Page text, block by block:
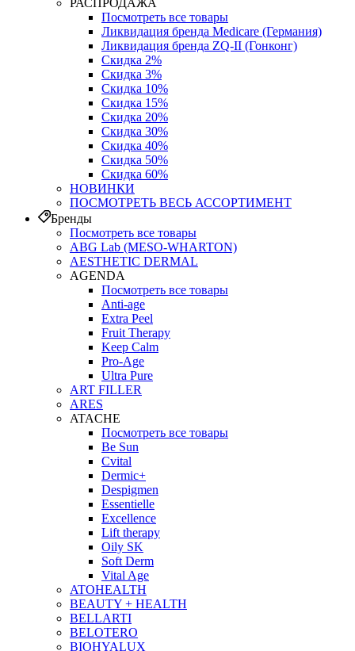
РАСПРОДАЖА
Посмотреть все товары
Ликвидация бренда Medicare (Германия)
Ликвидация бренда ZQ-II (Гонконг)
Скидка 2%
Скидка 3%
Скидка 10%
Скидка 15%
Скидка 20%
Скидка 30%
Скидка 40%
Скидка 50%
Скидка 60%
НОВИНКИ
ПОСМОТРЕТЬ ВЕСЬ АССОРТИМЕНТ
Бренды
Посмотреть все товары
ABG Lab (MESO-WHARTON)
AESTHETIC DERMAL
AGENDA
Посмотреть все товары
Anti-age
Extra Peel
Fruit Therapy
Keep Calm
Pro‑Age
Ultra Pure
ART FILLER
ARES
ATACHE
Посмотреть все товары
Be Sun
Cvital
Dermic+
Despigmen
Essentielle
Excellence
Lift therapy
Oily SK
Soft Derm
Vital Age
ATOHEALTH
BEAUTY + HEALTH
BELLARTI
BELOTERO
BIOHYALUX